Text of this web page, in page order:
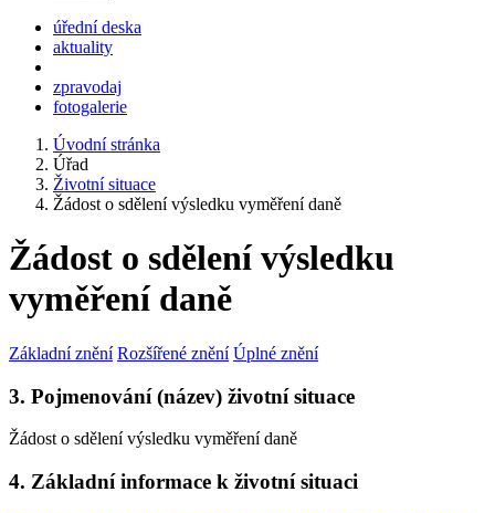
úřední deska
aktuality
zpravodaj
fotogalerie
Úvodní stránka
Úřad
Životní situace
Žádost o sdělení výsledku vyměření daně
Žádost o sdělení výsledku
vyměření daně
Základní znění Rozšířené znění Úplné znění
3. Pojmenování (název) životní situace
Žádost o sdělení výsledku vyměření daně
4. Základní informace k životní situaci